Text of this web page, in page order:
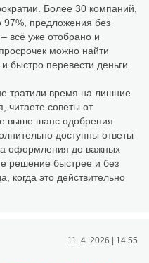
Более 30 компаний,
97%, предложения без
всё уже отобрано и
можно найти
быстро перевести деньги
тратили время на лишние
читаете советы от
выше шанс одобрения
доступны ответы
оформления до важных
решение быстрее и без
когда это действительно
11. 4. 2026 | 14.55